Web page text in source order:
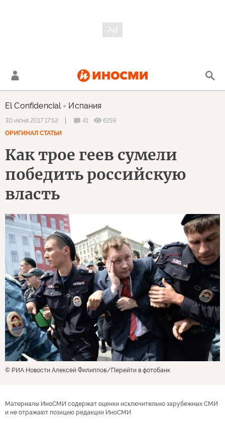
El Confidencial Испания
30 июня 2017 17:52 41
6159
ОРИГИНАЛ СТАТЬИ
Как трое геев сумели
победить российскую
власть
© РИА Новости Алексей Филиппов Перейти в фотобанк
Материалы ИноСМИ содержат оценки исключительно зарубежных СМИ
и не отражают позицию редакции ИноСМИ